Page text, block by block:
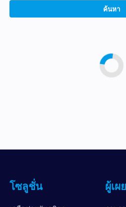
ค้นหา
โซลูชั่น ผู้เผ